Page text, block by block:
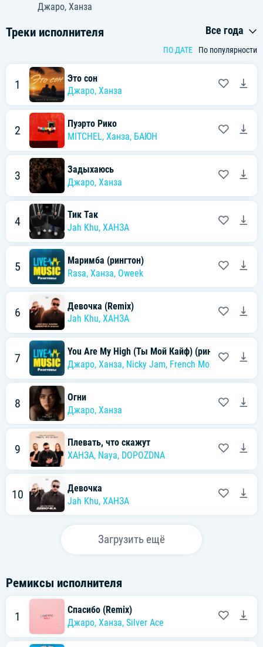
Джаро, Ханза
Треки исполнителя Все года
ПО ДАТЕ По популярности
1
Это сон
Джаро, Ханза
2
Пуэрто Рико
MITCHEL, Ханза, БАЮН
3
Задыхаюсь
Джаро, Ханза
4
Тик Так
Jah Khu, ХАНЗА
5
Маримба (рингтон)
Rasa, Ханза, Oweek
6
Девочка (Remix)
Jah Khu, ХАНЗА
7
You Are My High (Ты Мой Кайф) (рингтон)
Джаро, Ханза, Nicky Jam, French Montana
8
Огни
Джаро, Ханза
9
Плевать, что скажут
ХАНЗА, Naya, DOPOZDNA
10
Девочка
Jah Khu, ХАНЗА
Загрузить ещё
Ремиксы исполнителя
1
Спасибо (Remix)
Джаро, Ханза, Silver Ace